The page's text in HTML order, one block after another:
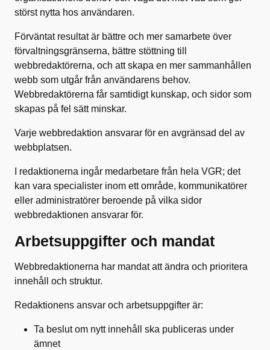
störst nytta hos användaren.
Förväntat resultat är bättre och mer samarbete över
förvaltningsgränserna, bättre stöttning till
webbredaktörerna, och att skapa en mer sammanhållen
webb som utgår från användarens behov.
Webbredaktörerna får samtidigt kunskap, och sidor som
skapas på fel sätt minskar.
Varje webbredaktion ansvarar för en avgränsad del av
webbplatsen.
I redaktionerna ingår medarbetare från hela VGR; det
kan vara specialister inom ett område, kommunikatörer
eller administratörer beroende på vilka sidor
webbredaktionen ansvarar för.
Arbetsuppgifter och mandat
Webbredaktionerna har mandat att ändra och prioritera
innehåll och struktur.
Redaktionens ansvar och arbetsuppgifter är:
Ta beslut om nytt innehåll ska publiceras under
ämnet